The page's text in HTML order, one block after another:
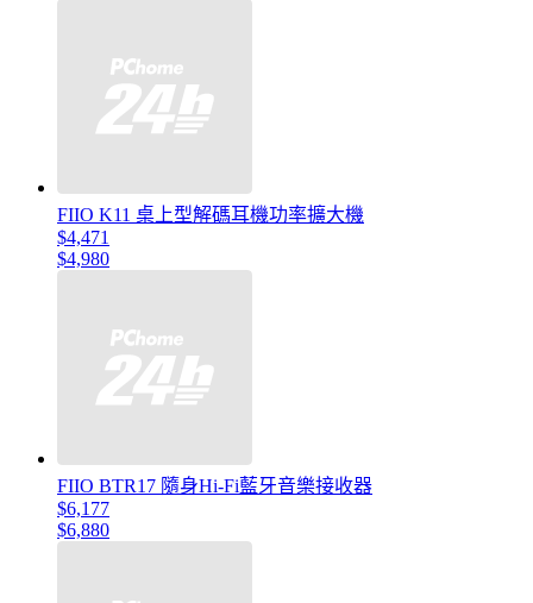
FIIO K11 桌上型解碼耳機功率擴大機
$4,471
$4,980
FIIO BTR17 隨身Hi-Fi藍牙音樂接收器
$6,177
$6,880